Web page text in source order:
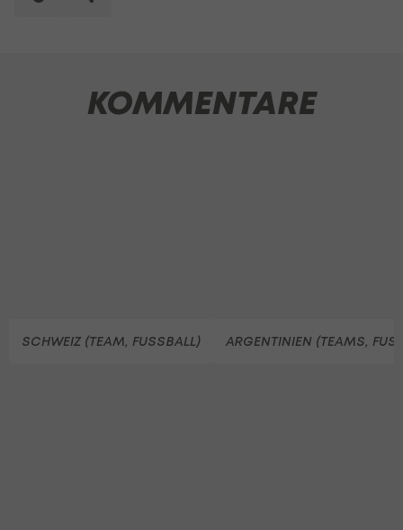
KOMMENTARE
SCHWEIZ (TEAM, FUSSBALL) ARGENTINIEN (TEAMS,